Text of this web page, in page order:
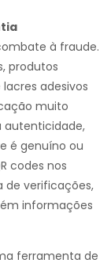
à fraude.
produtos
adesivos
muito
autenticidade,
é genuíno ou
codes nos
de verificações,
informações
ferramenta de